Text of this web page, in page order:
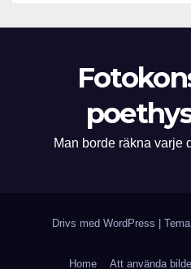
Man borde räkna varje
Drivs med WordPress
Home Att använda